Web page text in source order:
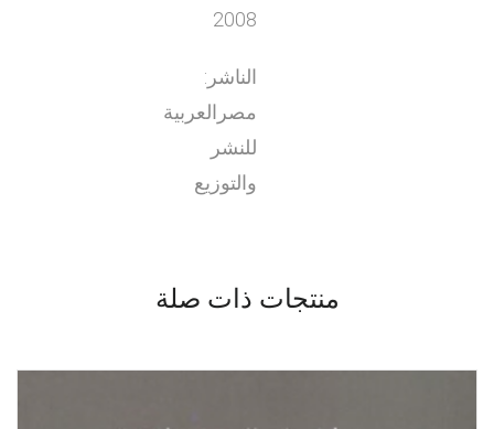
2008
الناشر:
مصرالعربية
للنشر
والتوزيع
منتجات ذات صلة